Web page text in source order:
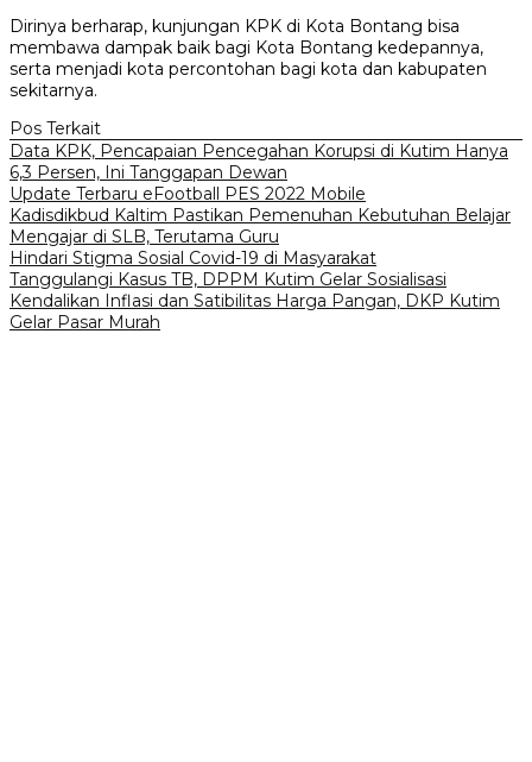
Dirinya berharap, kunjungan KPK di Kota Bontang bisa
membawa dampak baik bagi Kota Bontang kedepannya,
serta menjadi kota percontohan bagi kota dan kabupaten
sekitarnya.
Pos Terkait
Data KPK, Pencapaian Pencegahan Korupsi di Kutim Hanya
6,3 Persen, Ini Tanggapan Dewan
Update Terbaru eFootball PES 2022 Mobile
Kadisdikbud Kaltim Pastikan Pemenuhan Kebutuhan Belajar
Mengajar di SLB, Terutama Guru
Hindari Stigma Sosial Covid-19 di Masyarakat
Tanggulangi Kasus TB, DPPM Kutim Gelar Sosialisasi
Kendalikan Inflasi dan Satibilitas Harga Pangan, DKP Kutim
Gelar Pasar Murah